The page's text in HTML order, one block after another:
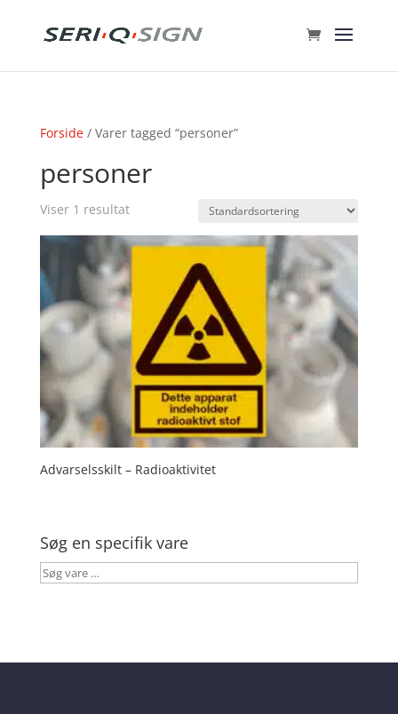
Forside/ Varer tagged “personer”
personer
Viser 1 resultat
Advarselsskilt – Radioaktivitet
Søg en specifik vare
Søg